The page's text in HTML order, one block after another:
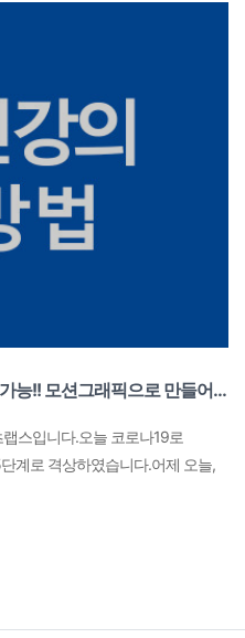
교육콘텐츠 제작, 강사가 없어도 가능!! 모션그래픽으로 만들어보자!!
스입니다.​오늘 코로나19로
계로 격상하였습니다.어제 오늘,